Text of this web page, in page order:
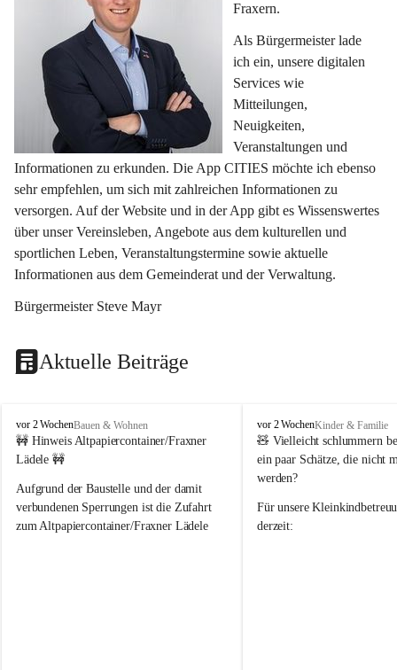
Fraxern.
Als Bürgermeister lade
ich ein, unsere digitalen
Services wie
Mitteilungen,
Neuigkeiten,
Veranstaltungen und
Informationen zu erkunden. Die App CITIES möchte ich ebenso
sehr empfehlen, um sich mit zahlreichen Informationen zu
versorgen. Auf der Website und in der App gibt es Wissenswertes
über unser Vereinsleben, Angebote aus dem kulturellen und
sportlichen Leben, Veranstaltungstermine sowie aktuelle
Informationen aus dem Gemeinderat und der Verwaltung.
Bürgermeister Steve Mayr
Aktuelle Beiträge
F
r
a
e
r
n
vor 2 WochenBauen & Wohnen
🚧 Hinweis Altpapiercontainer/Fraxner
Lädele 🚧
Aufgrund der Baustelle und der damit
verbundenen Sperrungen ist die Zufahrt
zum Altpapiercontainer/Fraxner Lädele
F
r
a
x
r
n
vor 2 WochenKinder & Familie
🧸 Vielleicht schlummern
ein paar Schätze, die nicht
werden?
Für unsere
derzeit: